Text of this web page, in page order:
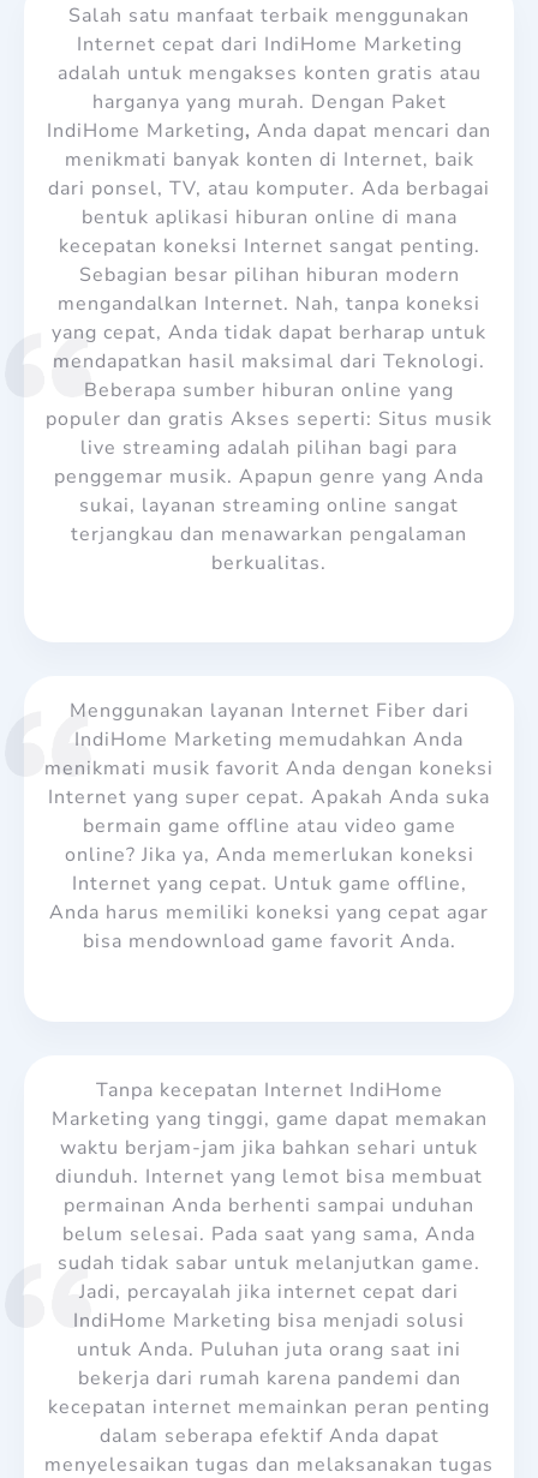
Salah satu manfaat terbaik menggunakan
Internet cepat dari IndiHome Marketing
adalah untuk mengakses konten gratis atau
harganya yang murah. Dengan Paket
IndiHome Marketing, Anda dapat mencari dan
menikmati banyak konten di Internet, baik
dari ponsel, TV, atau komputer. Ada berbagai
bentuk aplikasi hiburan online di mana
kecepatan koneksi Internet sangat penting.
Sebagian besar pilihan hiburan modern
mengandalkan Internet. Nah, tanpa koneksi
yang cepat, Anda tidak dapat berharap untuk
mendapatkan hasil maksimal dari Teknologi.
Beberapa sumber hiburan online yang
populer dan gratis Akses seperti: Situs musik
live streaming adalah pilihan bagi para
penggemar musik. Apapun genre yang Anda
sukai, layanan streaming online sangat
terjangkau dan menawarkan pengalaman
berkualitas.
Menggunakan layanan Internet Fiber dari
IndiHome Marketing memudahkan Anda
menikmati musik favorit Anda dengan koneksi
Internet yang super cepat. Apakah Anda suka
bermain game offline atau video game
online? Jika ya, Anda memerlukan koneksi
Internet yang cepat. Untuk game offline,
Anda harus memiliki koneksi yang cepat agar
bisa mendownload game favorit Anda.
Tanpa kecepatan Internet IndiHome
Marketing yang tinggi, game dapat memakan
waktu berjam-jam jika bahkan sehari untuk
diunduh. Internet yang lemot bisa membuat
permainan Anda berhenti sampai unduhan
belum selesai. Pada saat yang sama, Anda
sudah tidak sabar untuk melanjutkan game.
Jadi, percayalah jika internet cepat dari
IndiHome Marketing bisa menjadi solusi
untuk Anda. Puluhan juta orang saat ini
bekerja dari rumah karena pandemi dan
kecepatan internet memainkan peran penting
dalam seberapa efektif Anda dapat
menyelesaikan tugas dan melaksanakan tugas